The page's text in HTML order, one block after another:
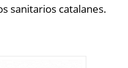
sanitarios catalanes.